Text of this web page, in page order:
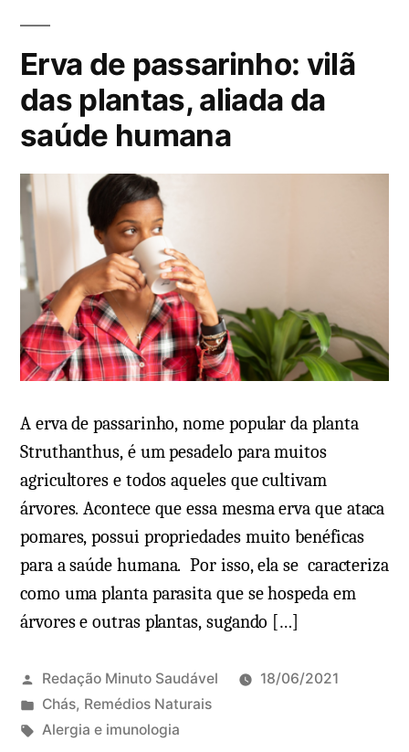
c
a
o
e
:
Erva de passarinho: vilã
das plantas, aliada da
saúde humana
A erva de passarinho, nome popular da planta
Struthanthus, é um pesadelo para muitos
agricultores e todos aqueles que cultivam
árvores. Acontece que essa mesma erva que ataca
pomares, possui propriedades muito benéficas
para a saúde humana. Por isso, ela se caracteriza
como uma planta parasita que se hospeda em
árvores e outras plantas, sugando […]
Redação Minuto Saudável
18/06/2021
P
u
Chás, Remédios Naturais
T
Alergia e imunologia